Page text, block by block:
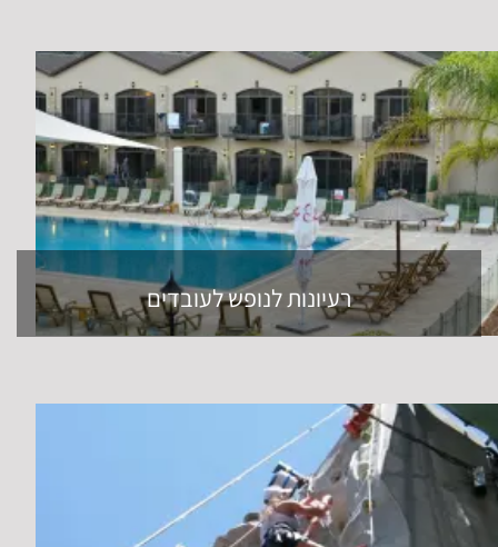
ימי כיף וגיבוש לחברות וקבוצות
מחלקת ההפקה לצפון PRO תשמח לסייע לכם בבחירת תכנית
מתאימה על בסיס תקציב ואופי האירוע.בין הפעילויות שאנו מציעים
תוכלו למצוא חוויות קולינריות ייחודיות, סדנאות גיבוש והעצמה
ביקור בספא המשלב טיפולי גוף ופנים מפנקים, טיולי שטח
מאתגרים, נופש בצפון על בסיס אירוח מלא או חלקי לבחירתכם
באחד ממלונות היוקרה או הצימרים, אירוח אותנטי בקמפינג וחאן,
טיולי ג'יפים מלאי אדרנלין, אירועים מיוחדים ומסיבות בהפקה של